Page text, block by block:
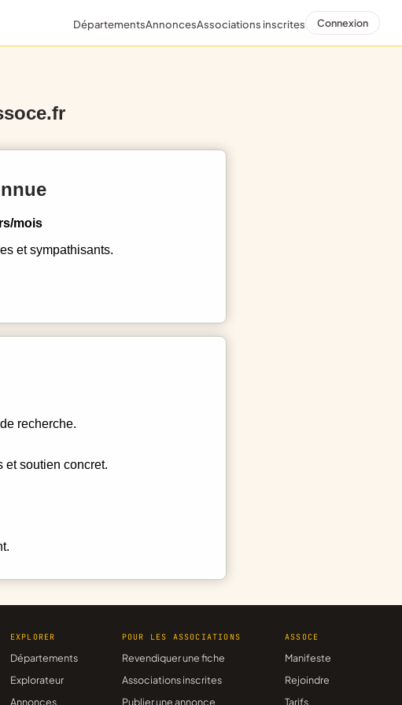
DépartementsAnnoncesAssociations inscrites Connexion
mois
et sympathisants.
recherche.
et soutien concret.
EXPLORER
Départements
Explorateur
Annonces
POUR LES ASSOCIATIONS
Revendiquer une fiche
Associations inscrites
Publier une annonce
ASSOCE
Manifeste
Rejoindre
Tarifs